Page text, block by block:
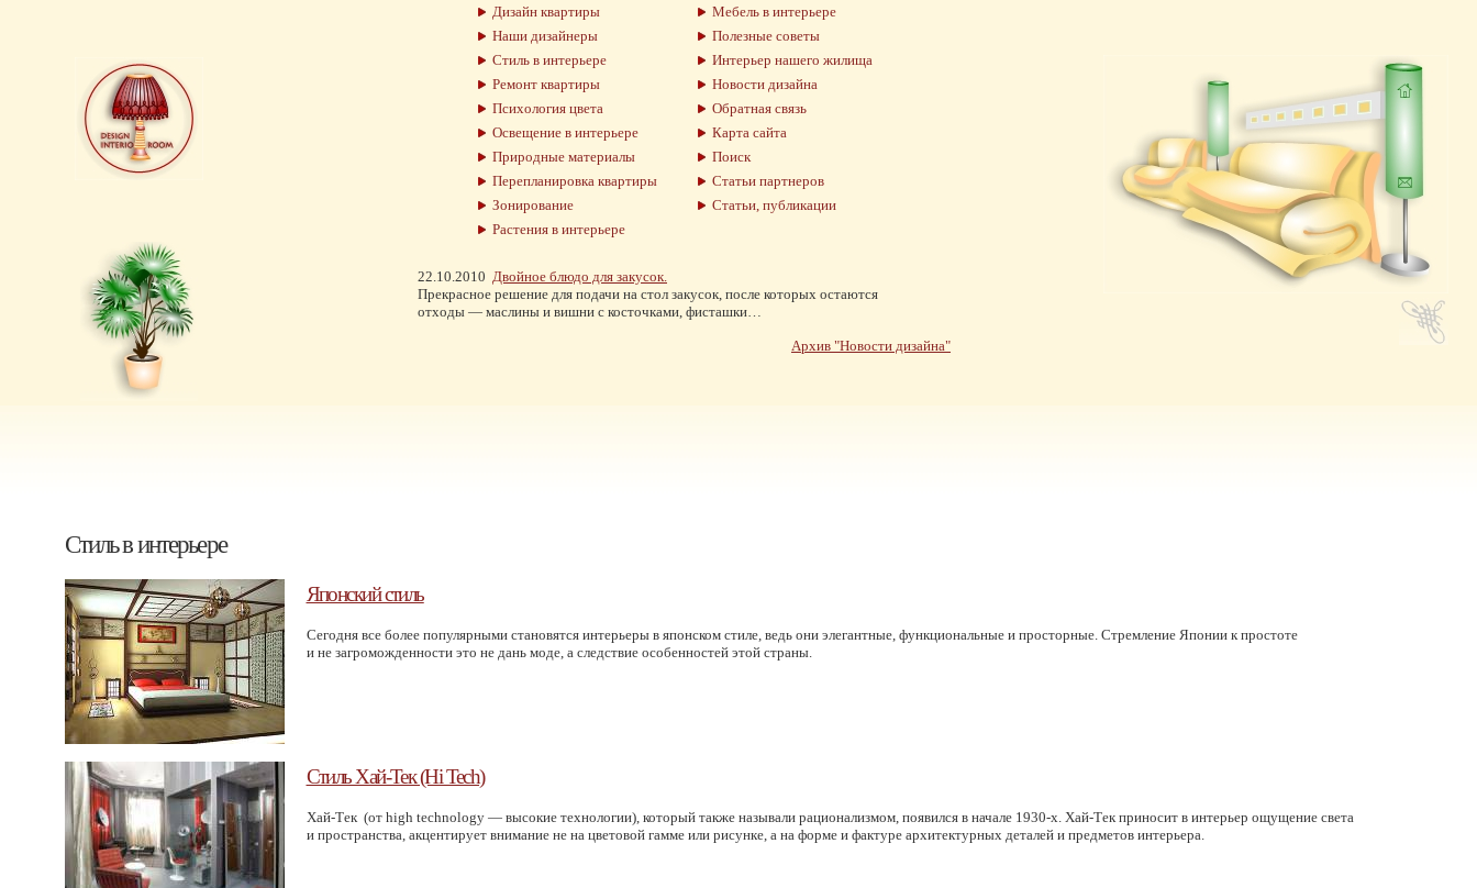
Дизайн квартиры
Наши дизайнеры
Стиль в интерьере
Ремонт квартиры
Психология цвета
Освещение в интерьере
Природные материалы
Перепланировка квартиры
Зонирование
Растения в интерьере
Мебель в интерьере
Полезные советы
Интерьер нашего жилища
Новости дизайна
Обратная связь
Карта сайта
Поиск
Статьи партнеров
Статьи, публикации
22.10.2010 Двойное блюдо для закусок.
Прекрасное решение для подачи на стол закусок, после которых остаются
отходы — маслины и вишни с косточками, фисташки…
Архив "Новости дизайна"
Стиль в интерьере
Японский стиль
Сегодня все более популярными становятся интерьеры в японском стиле, ведь они элегантные, функциональные и просторные. Стремление Японии к простоте
и не загроможденности это не дань моде, а следствие особенностей этой страны.
Стиль Хай-Тек (Hi Tech)
Хай-Тек (отhigh technology — высокие технологии), который также называли рационализмом, появился в начале 1930-х. Хай-Тек приносит в интерьер ощущение света
и пространства, акцентирует внимание не на цветовой гамме или рисунке, а на форме и фактуре архитектурных деталей и предметов интерьера.